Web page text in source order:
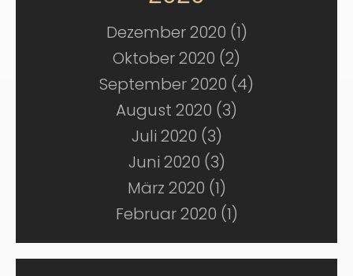
Dezember 2020 (1)
Oktober 2020 (2)
September 2020 (4)
August 2020 (3)
Juli 2020 (3)
Juni 2020 (3)
März 2020 (1)
Februar 2020 (1)